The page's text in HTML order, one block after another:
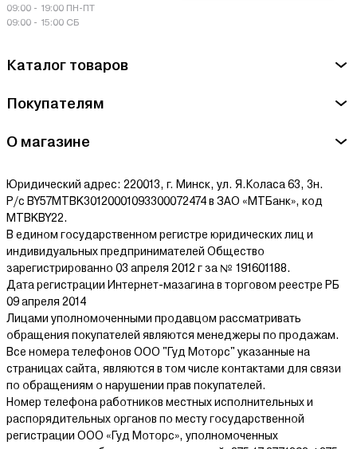
Каталог товаров
Покупателям
О магазине
Юридический адрес: 220013, г. Минск, ул. Я.Коласа 63, 3н.
Р/с BY57MTBK30120001093300072474 в ЗАО «МТБанк», код
MTBKBY22.
В едином государственном регистре юридических лиц и
индивидуальных предпринимателей Общество
зарегистрированно 03 апреля 2012 г за № 191601188.
Дата регистрации Интернет-мазагина в торговом реестре РБ
09 апреля 2014
Лицами уполномоченными продавцом рассматривать
обращения покупателей являются менеджеры по продажам.
Все номера телефонов ООО "Гуд Моторс" указанные на
страницах сайта, являются в том числе контактами для связи
по обращениям о нарушении прав покупателей.
Номер телефона работников местных исполнительных и
распорядительных органов по месту государственной
регистрации ООО «Гуд Моторс», уполномоченных
09:00 - 19:00 ПН-ПТ
09:00 - 15:00 СБ